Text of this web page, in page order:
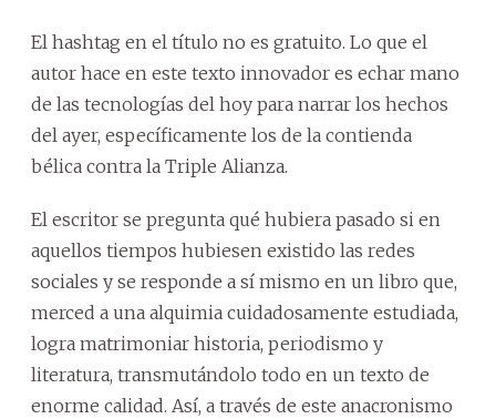
El hashtag en el título no es gratuito. Lo que el
autor hace en este texto innovador es echar mano
de las tecnologías del hoy para narrar los hechos
del ayer, específicamente los de la contienda
bélica contra la Triple Alianza.
El escritor se pregunta qué hubiera pasado si en
aquellos tiempos hubiesen existido las redes
sociales y se responde a sí mismo en un libro que,
merced a una alquimia cuidadosamente estudiada,
logra matrimoniar historia, periodismo y
literatura, transmutándolo todo en un texto de
enorme calidad. Así, a través de este anacronismo